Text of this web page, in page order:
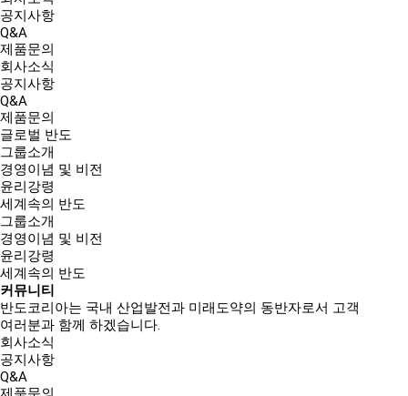
공지사항
Q&A
제품문의
회사소식
공지사항
Q&A
제품문의
글로벌 반도
그룹소개
경영이념 및 비전
윤리강령
세계속의 반도
그룹소개
경영이념 및 비전
윤리강령
세계속의 반도
커뮤니티
반도코리아는 국내 산업발전과 미래도약의 동반자로서 고객
여러분과 함께 하겠습니다.
회사소식
공지사항
Q&A